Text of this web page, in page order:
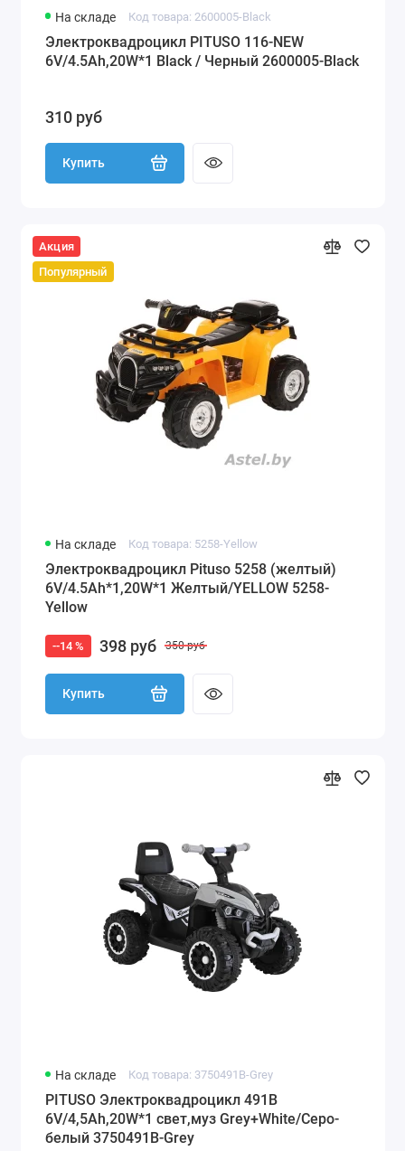
На складе Код товара: 2600005-Black
Электроквадроцикл PITUSO 116-NEW
6V/4.5Ah,20W*1 Black / Черный 2600005-Black
310 руб
Купить
Акция
Популярный
На складе Код товара: 5258-Yellow
Электроквадроцикл Pituso 5258 (желтый)
6V/4.5Ah*1,20W*1 Желтый/YELLOW 5258-
Yellow
--14 % 398 руб 350 руб
Купить
На складе Код товара: 3750491B-Grey
PITUSO Электроквадроцикл 491B
6V/4,5Ah,20W*1 свет,муз Grey+White/Серо-
белый 3750491B-Grey